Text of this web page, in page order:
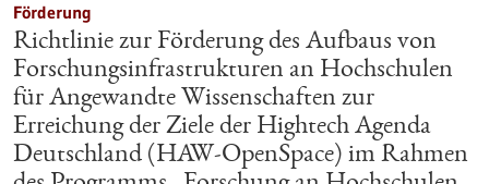
Förderung
Richtlinie zur Förderung des Aufbaus von
Forschungsinfrastrukturen an Hochschulen
für Angewandte Wissenschaften zur
Erreichung der Ziele der Hightech Agenda
Deutschland (HAW-OpenSpace) im Rahmen